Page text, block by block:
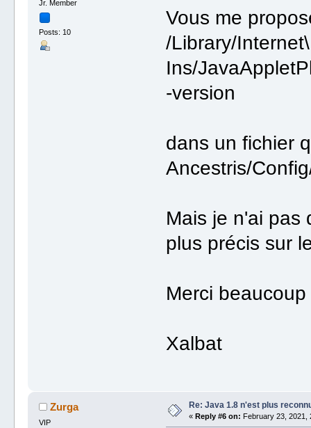
Jr. Member
Posts: 10
Vous me
/Library/
Ins/
-version
dans un fichier
Ancestris/
Mais je n'ai pas
plus précis sur
Merci beaucoup
Xalbat
Zurga
VIP
Re: Java 1.8 n'est plus
« Reply #6 on: February 23, 2021,